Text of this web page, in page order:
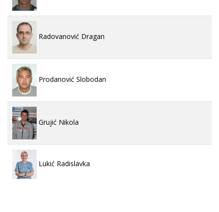
Radovanović Dragan
Prodanović Slobodan
Grujić Nikola
Lukić Radislavka